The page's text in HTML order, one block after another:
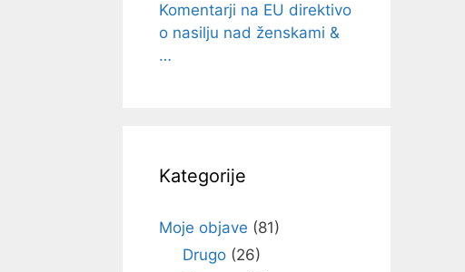
Komentarji na EU direktivo
o nasilju nad ženskami &
…
Kategorije
Moje objave (81)
Drugo(26)